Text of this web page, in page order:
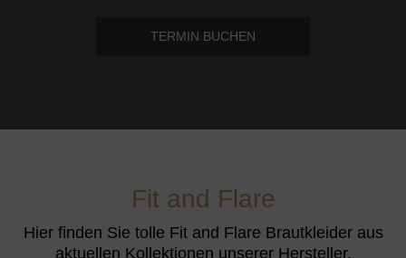
TERMIN BUCHEN
Fit and Flare
Hier finden Sie tolle Fit and Flare Brautkleider aus
aktuellen Kollektionen unserer Hersteller.